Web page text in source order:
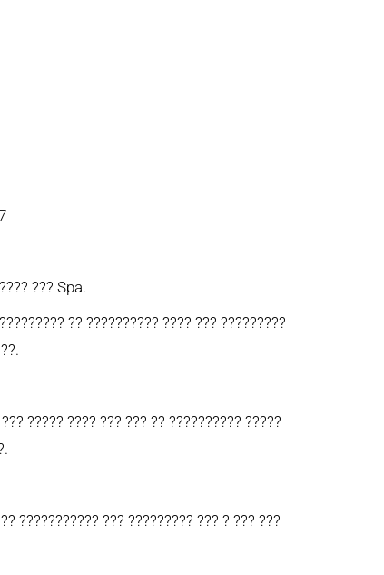
??? Spa.
?? ?????????? ???? ??? ?????????
????? ???? ??? ??? ?? ?????????? ?????
??????????? ??? ????????? ??? ? ??? ???